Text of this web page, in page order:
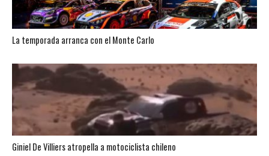
La temporada arranca con el Monte Carlo
Giniel De Villiers atropella a motociclista chileno